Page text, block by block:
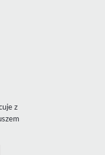
z